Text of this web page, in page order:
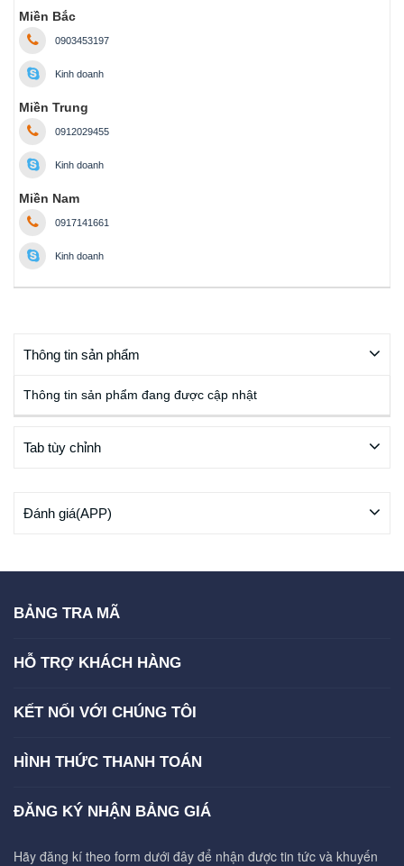
Miền Bắc
0903453197
Kinh doanh
Miền Trung
0912029455
Kinh doanh
Miền Nam
0917141661
Kinh doanh
Thông tin sản phẩm
Thông tin sản phẩm đang được cập nhật
Tab tùy chỉnh
Đánh giá(APP)
BẢNG TRA MÃ
HỖ TRỢ KHÁCH HÀNG
KẾT NỐI VỚI CHÚNG TÔI
HÌNH THỨC THANH TOÁN
ĐĂNG KÝ NHẬN BẢNG GIÁ
Hãy đăng kí theo form dưới đây để nhận được tin tức và khuyến